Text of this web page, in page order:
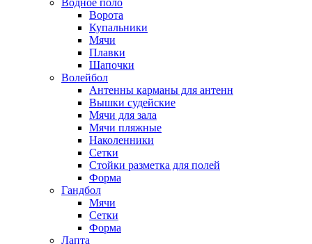
Водное поло
Ворота
Купальники
Мячи
Плавки
Шапочки
Волейбол
Антенны карманы для антенн
Вышки судейские
Мячи для зала
Мячи пляжные
Наколенники
Сетки
Стойки разметка для полей
Форма
Гандбол
Мячи
Сетки
Форма
Лапта